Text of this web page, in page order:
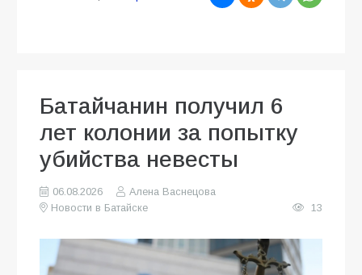
Батайчанин получил 6
лет колонии за попытку
убийства невесты
06.08.2026
Алена Васнецова
Новости в Батайске
13